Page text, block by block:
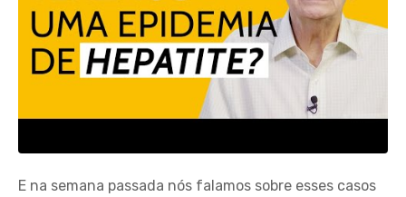
E na semana passada nós falamos sobre esses casos